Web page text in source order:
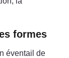
formes
éventail de